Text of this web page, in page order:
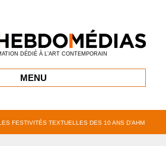
DÉDIÉ À L’ART CONTEMPORAIN
MENU
FESTIVITÉS TEXTUELLES DES 10 ANS D’AHM